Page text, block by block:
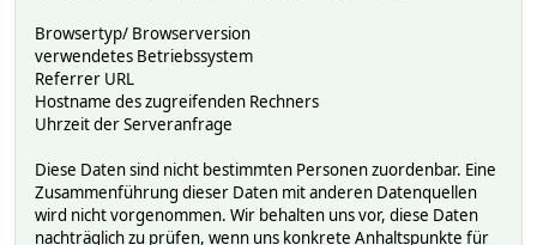
Browsertyp/ Browserversion
verwendetes Betriebssystem
Referrer URL
Hostname des zugreifenden Rechners
Uhrzeit der Serveranfrage
Diese Daten sind nicht bestimmten Personen zuordenbar. Eine
Zusammenführung dieser Daten mit anderen Datenquellen
wird nicht vorgenommen. Wir behalten uns vor, diese Daten
nachträglich zu prüfen, wenn uns konkrete Anhaltspunkte für